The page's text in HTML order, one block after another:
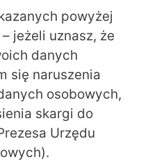
powyżej
jeżeli uznasz, że
danych
się naruszenia
osobowych,
skargi do
Urzędu